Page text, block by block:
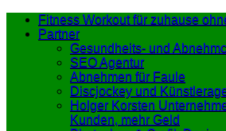
Fitness Workout für zuhause
Partner
Gesundheits- und
SEO Agentur
Abnehmen für Faule
Discjockey und
Holger Korsten
Kunden, mehr Geld